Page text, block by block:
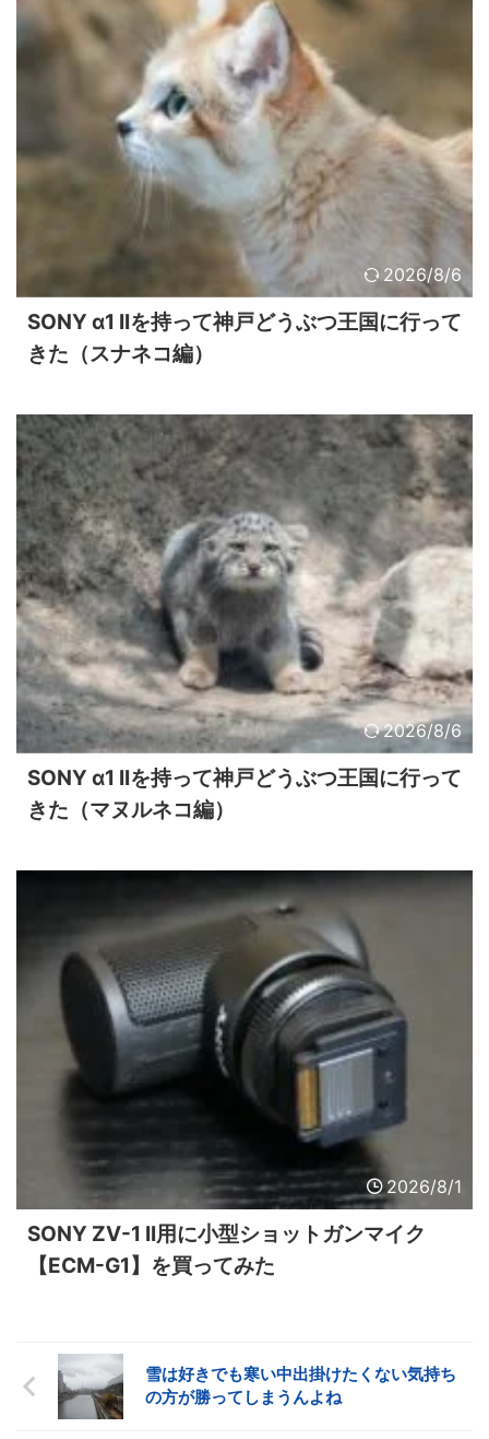
2026/8/6
SONY α1 IIを持って神戸どうぶつ王国に行って
きた（スナネコ編）
2026/8/6
SONY α1 IIを持って神戸どうぶつ王国に行って
きた（マヌルネコ編）
2026/8/1
SONY ZV-1 II用に小型ショットガンマイク
【ECM-G1】を買ってみた
雪は好きでも寒い中出掛けたくない気持ち
の方が勝ってしまうんよね